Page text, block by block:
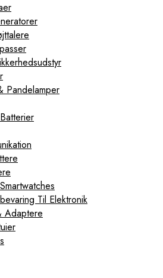
Pandelamper
Til Elektronik
Adaptere